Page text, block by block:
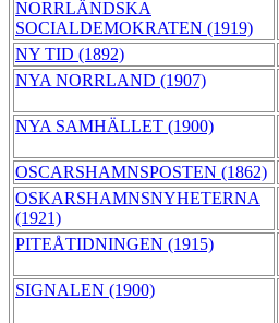
NORRLÄNDSKA
SOCIALDEMOKRATEN (1919)
NY TID (1892)
NYA NORRLAND (1907)
NYA SAMHÄLLET (1900)
OSCARSHAMNSPOSTEN (1862)
OSKARSHAMNSNYHETERNA
(1921)
PITEÅTIDNINGEN (1915)
SIGNALEN (1900)